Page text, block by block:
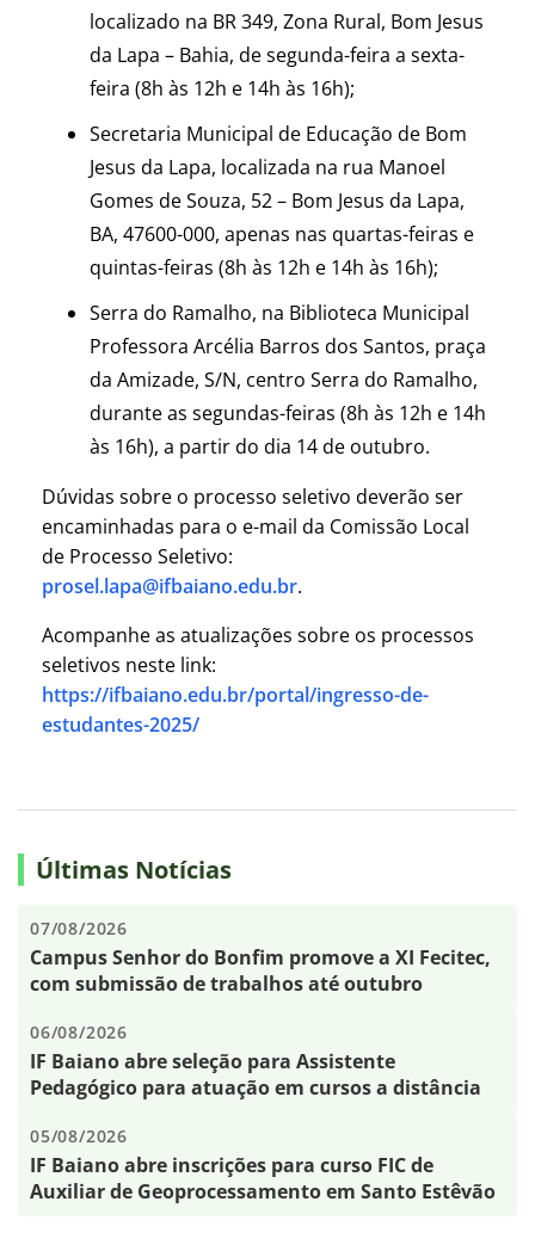
localizado na BR 349, Zona Rural, Bom Jesus
da Lapa – Bahia, de segunda-feira a sexta-
feira (8h às 12h e 14h às 16h);
Secretaria Municipal de Educação de Bom
Jesus da Lapa, localizada na rua Manoel
Gomes de Souza, 52 – Bom Jesus da Lapa,
BA, 47600-000, apenas nas quartas-feiras e
quintas-feiras (8h às 12h e 14h às 16h);
Serra do Ramalho, na Biblioteca Municipal
Professora Arcélia Barros dos Santos, praça
da Amizade, S/N, centro Serra do Ramalho,
durante as segundas-feiras (8h às 12h e 14h
às 16h), a partir do dia 14 de outubro.
Dúvidas sobre o processo seletivo deverão ser
encaminhadas para o e-mail da Comissão Local
de Processo Seletivo:
prosel.lapa@ifbaiano.edu.br.
Acompanhe as atualizações sobre os processos
seletivos neste link:
https://ifbaiano.edu.br/portal/ingresso-de-
estudantes-2025/
Últimas Notícias
07/08/2026
Campus Senhor do Bonfim promove a XI Fecitec,
com submissão de trabalhos até outubro
06/08/2026
IF Baiano abre seleção para Assistente
Pedagógico para atuação em cursos a distância
05/08/2026
IF Baiano abre inscrições para curso FIC de
Auxiliar de Geoprocessamento em Santo Estêvão